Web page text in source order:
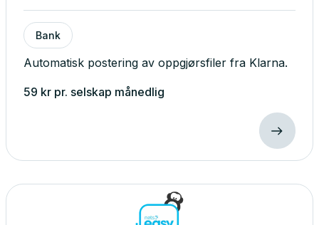
Bank
Automatisk postering av oppgjørsfiler fra Klarna.
59 kr pr. selskap månedlig